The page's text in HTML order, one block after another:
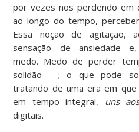
por vezes nos perdendo em
ao longo do tempo,
Essa noção de agitação,
sensação de ansiedade e,
medo. Medo de perder
solidão —; o que pode
tratando de uma era em
em tempo integral, uns
digitais.